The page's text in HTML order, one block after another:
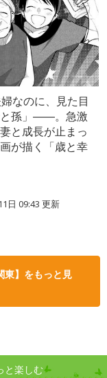
なのに、見た目
と孫」――。急激
と成長が止まっ
が描く「歳と幸
日 09:43 更新
東】をもっと見
と楽しむ